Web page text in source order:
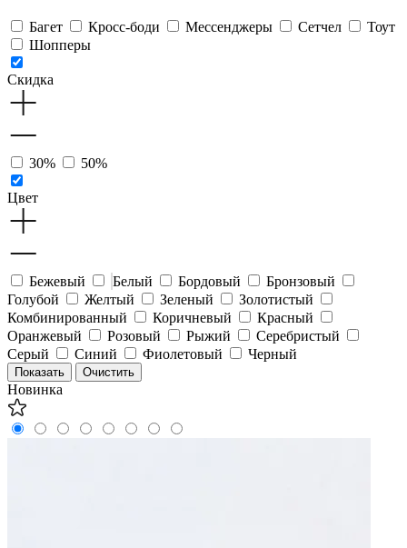
Багет Кросс-боди Мессенджеры Сетчел
Тоут
Шопперы
Скидка
30% 50%
Цвет
Бежевый Белый Бордовый
Бронзовый
Голубой
Желтый Зеленый
Золотистый
Комбинированный
Коричневый
Красный
Оранжевый
Розовый Рыжий
Серебристый
Серый
Синий Фиолетовый Черный
Новинка